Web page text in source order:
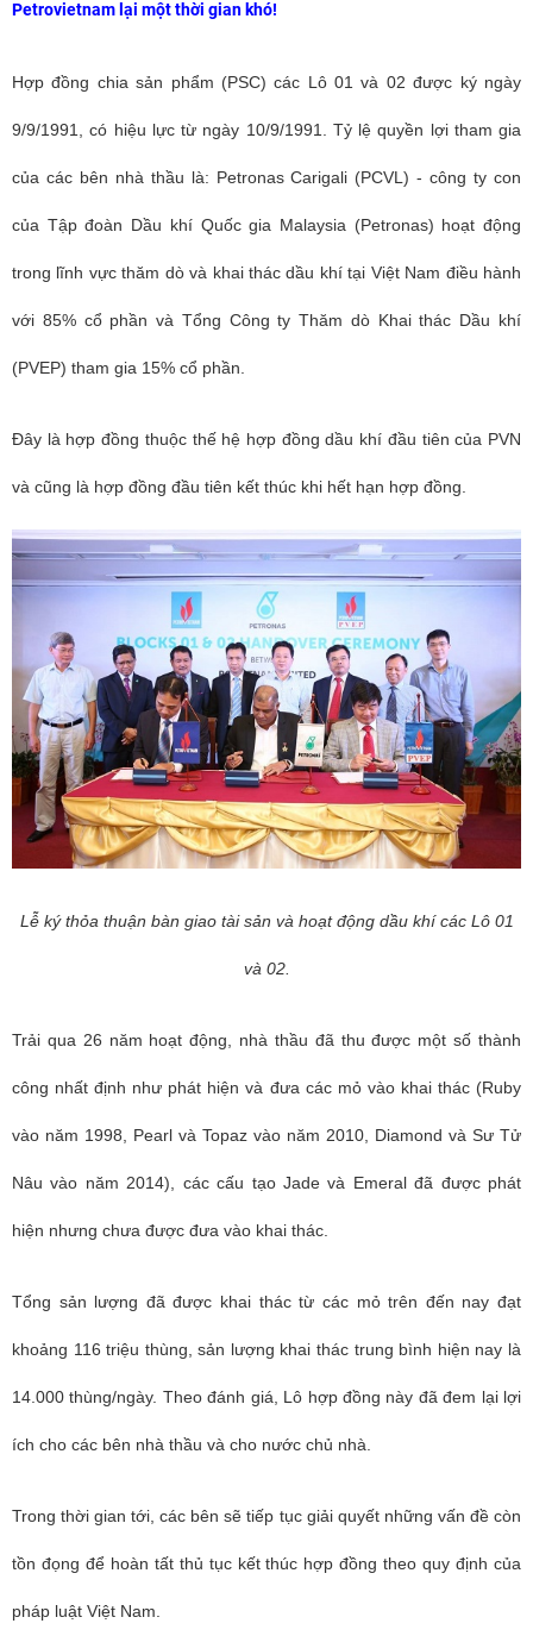
Petrovietnam lại một thời gian khó!
Hợp đồng chia sản phẩm (PSC) các Lô 01 và 02 được ký ngày
9/9/1991, có hiệu lực từ ngày 10/9/1991. Tỷ lệ quyền lợi tham gia
của các bên nhà thầu là: Petronas Carigali (PCVL) - công ty con
của Tập đoàn Dầu khí Quốc gia Malaysia (Petronas) hoạt động
trong lĩnh vực thăm dò và khai thác dầu khí tại Việt Nam điều hành
với 85% cổ phần và Tổng Công ty Thăm dò Khai thác Dầu khí
(PVEP) tham gia 15% cổ phần.
Đây là hợp đồng thuộc thế hệ hợp đồng dầu khí đầu tiên của PVN
và cũng là hợp đồng đầu tiên kết thúc khi hết hạn hợp đồng.
Lễ ký thỏa thuận bàn giao tài sản và hoạt động dầu khí các Lô 01
và 02.
Trải qua 26 năm hoạt động, nhà thầu đã thu được một số thành
công nhất định như phát hiện và đưa các mỏ vào khai thác (Ruby
vào năm 1998, Pearl và Topaz vào năm 2010, Diamond và Sư Tử
Nâu vào năm 2014), các cấu tạo Jade và Emeral đã được phát
hiện nhưng chưa được đưa vào khai thác.
Tổng sản lượng đã được khai thác từ các mỏ trên đến nay đạt
khoảng 116 triệu thùng, sản lượng khai thác trung bình hiện nay là
14.000 thùng/ngày. Theo đánh giá, Lô hợp đồng này đã đem lại lợi
ích cho các bên nhà thầu và cho nước chủ nhà.
Trong thời gian tới, các bên sẽ tiếp tục giải quyết những vấn đề còn
tồn đọng để hoàn tất thủ tục kết thúc hợp đồng theo quy định của
pháp luật Việt Nam.